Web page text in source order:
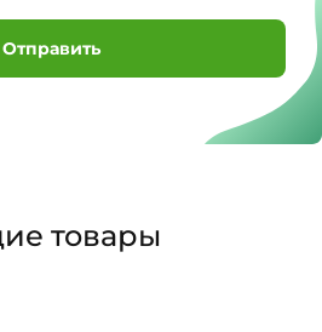
Отправить
товары